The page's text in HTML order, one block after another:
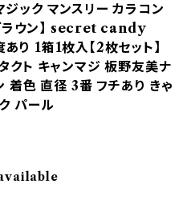
ジック マンスリー カラコン
ラウン】 secret candy
1箱1枚入【2枚セット】
クト キャンマジ 板野友美ナ
着色 直径 3番 フチあり きゃ
パール